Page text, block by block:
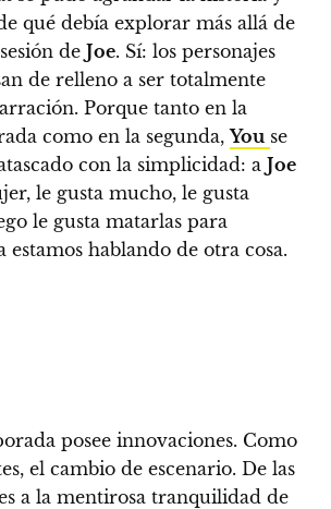
qué debía explorar más allá de
de Joe. Sí: los personajes
de relleno a ser totalmente
. Porque tanto en la
como en la segunda,You se
con la simplicidad: a Joe
le gusta mucho, le gusta
le gusta matarlas para
estamos hablando de otra cosa.
posee innovaciones. Como
el cambio de escenario. De las
a la mentirosa tranquilidad de